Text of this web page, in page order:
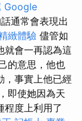
Google
通常會表現出
緻體驗 儘管如
就會一再認為這
的意思，他也
，事實上他已經
即使她因為天
程度上利用了